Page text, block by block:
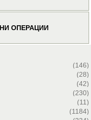
ОПЕРАЦИИ
(146)
(28)
(42)
(230)
(11)
(1184)